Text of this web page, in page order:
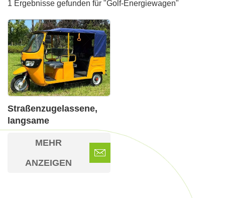
1 Ergebnisse gefunden für "Golf-Energiewagen"
Straßenzugelassene,
langsame
Elektrofahrzeuge
MEHR
ANZEIGEN